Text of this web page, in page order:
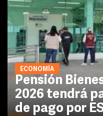
ECONOMÍA
Pensión
2026 tendrá
de pago por